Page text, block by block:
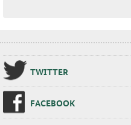
TWIT­TER
FA­CE­BOOK